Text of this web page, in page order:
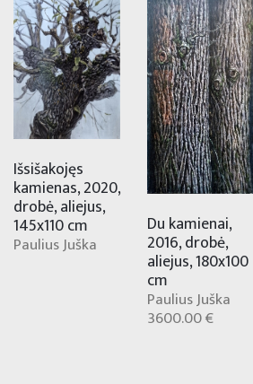
Išsišakojęs
kamienas, 2020,
drobė, aliejus,
145x110 cm
Paulius Juška
Du kamienai,
2016, drobė,
aliejus, 180x100
cm
Paulius Juška
3600.00 €